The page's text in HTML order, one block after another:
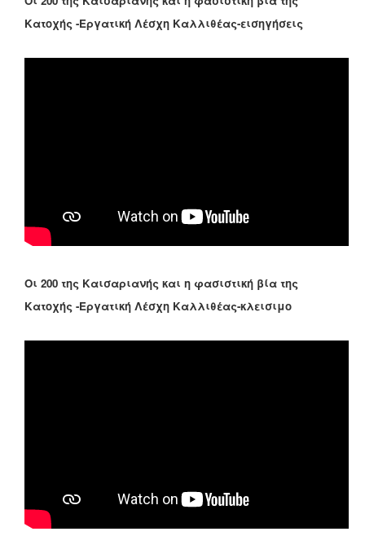
Κατοχής -Εργατική Λέσχη Καλλιθέας-εισηγήσεις
Οι 200 της Καισαριανής και η φασιστική βία της
Κατοχής -Εργατική Λέσχη Καλλιθέας-κλεισιμο